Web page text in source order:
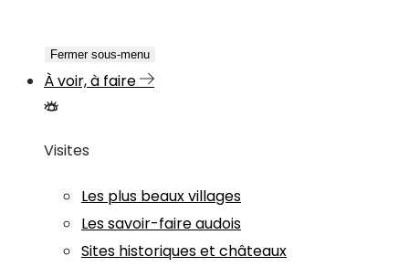
Fermer sous-menu
À voir, à faire
Visites
Les plus beaux villages
Les savoir-faire audois
Sites historiques et châteaux